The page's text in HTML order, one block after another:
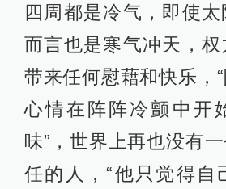
四周都是冷气，即使
而言也是寒气冲天，
带来任何慰藉和快乐，
心情在阵阵冷颤中开
味”，世界上再也没有
任的人，“他只觉得自